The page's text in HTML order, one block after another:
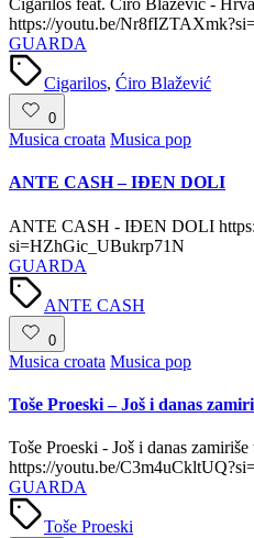
Cigarilos feat. Ćiro Blažević -
https://youtu.be/
GUARDA
Tags:
Cigarilos, Ćiro Blažević
0
Posted
Musica croata Musica pop
ANTE CASH – IĐEN DOLI
ANTE CASH - IĐEN DOLI
si=HZhGic_UBukrp71N
GUARDA
Tags:
ANTE CASH
0
Posted
Musica croata Musica pop
Toše Proeski – Još i danas
Toše Proeski - Još i danas zamiriše
https://youtu.be/
GUARDA
Tags:
Toše Proeski